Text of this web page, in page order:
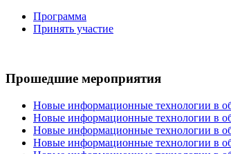
Программа
Принять участие
Прошедшие мероприятия
Новые информационные технологии в
Новые информационные технологии в
Новые информационные технологии в
Новые информационные технологии в